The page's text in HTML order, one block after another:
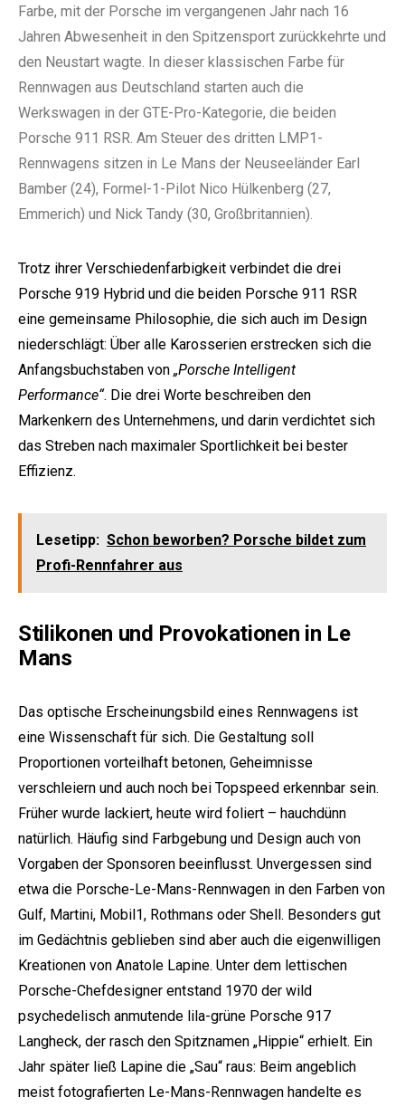
Farbe, mit der Porsche im vergangenen Jahr nach 16
Jahren Abwesenheit in den Spitzensport zurückkehrte und
den Neustart wagte. In dieser klassischen Farbe für
Rennwagen aus Deutschland starten auch die
Werkswagen in der GTE-Pro-Kategorie, die beiden
Porsche 911 RSR. Am Steuer des dritten LMP1-
Rennwagens sitzen in Le Mans der Neuseeländer Earl
Bamber (24), Formel-1-Pilot Nico Hülkenberg (27,
Emmerich) und Nick Tandy (30, Großbritannien).
Trotz ihrer Verschiedenfarbigkeit verbindet die drei
Porsche 919 Hybrid und die beiden Porsche 911 RSR
eine gemeinsame Philosophie, die sich auch im Design
niederschlägt: Über alle Karosserien erstrecken sich die
Anfangsbuchstaben von „Porsche Intelligent
Performance“. Die drei Worte beschreiben den
Markenkern des Unternehmens, und darin verdichtet sich
das Streben nach maximaler Sportlichkeit bei bester
Effizienz.
Lesetipp: Schon beworben? Porsche bildet zum
Profi-Rennfahrer aus
Stilikonen und Provokationen in Le
Mans
Das optische Erscheinungsbild eines Rennwagens ist
eine Wissenschaft für sich. Die Gestaltung soll
Proportionen vorteilhaft betonen, Geheimnisse
verschleiern und auch noch bei Topspeed erkennbar sein.
Früher wurde lackiert, heute wird foliert – hauchdünn
natürlich. Häufig sind Farbgebung und Design auch von
Vorgaben der Sponsoren beeinflusst. Unvergessen sind
etwa die Porsche-Le-Mans-Rennwagen in den Farben von
Gulf, Martini, Mobil1, Rothmans oder Shell. Besonders gut
im Gedächtnis geblieben sind aber auch die eigenwilligen
Kreationen von Anatole Lapine. Unter dem lettischen
Porsche-Chefdesigner entstand 1970 der wild
psychedelisch anmutende lila-grüne Porsche 917
Langheck, der rasch den Spitznamen „Hippie“ erhielt. Ein
Jahr später ließ Lapine die „Sau“ raus: Beim angeblich
meist fotografierten Le-Mans-Rennwagen handelte es